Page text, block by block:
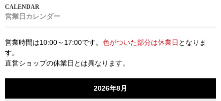
営業日カレンダー
営業時間は10:00～17:00です。 色がついた部分は休業日 となりま
す。
直営ショップの休業日とは異なります。
2026年8月